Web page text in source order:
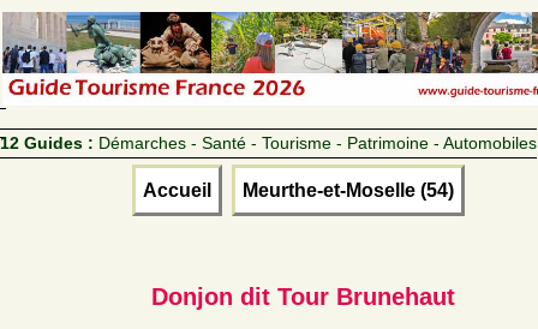
12 Guides : Démarches - Santé - Tourisme - Patrimoine - Automobiles
Accueil Meurthe-et-Moselle (54)
Donjon dit Tour Brunehaut